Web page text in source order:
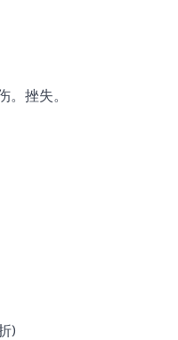
挫失。
)